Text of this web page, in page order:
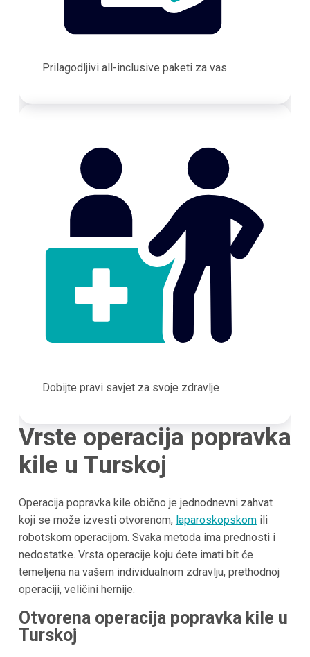
Prilagodljivi all-inclusive paketi za vas
Dobijte pravi savjet za svoje zdravlje
Vrste operacija popravka
kile u Turskoj
Operacija popravka kile obično je jednodnevni zahvat
koji se može izvesti otvorenom, laparoskopskomili
robotskom operacijom. Svaka metoda ima prednosti i
nedostatke. Vrsta operacije koju ćete imati bit će
temeljena na vašem individualnom zdravlju, prethodnoj
operaciji, veličini hernije.
Otvorena operacija popravka kile u
Turskoj